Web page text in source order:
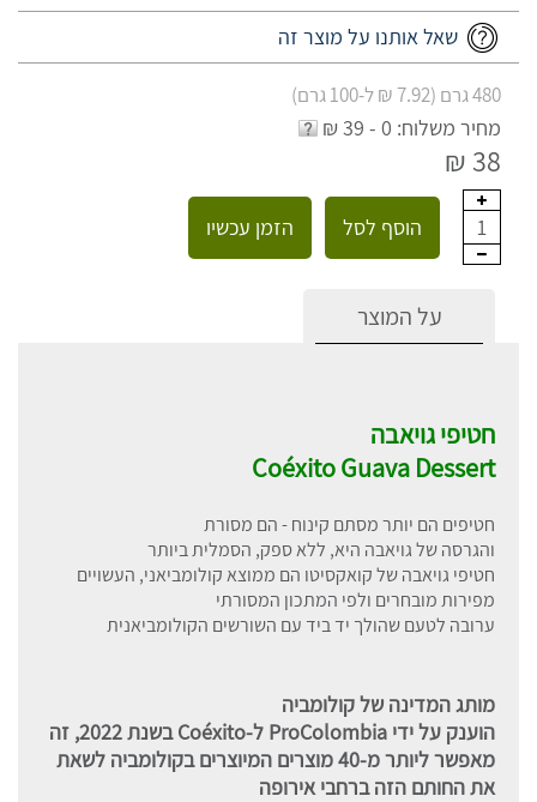
שאל אותנו על מוצר זה
480 גרם (7.92 ₪ ל-100 גרם)
מחיר משלוח: 0 - 39 ₪
38 ₪
1 הוסף לסל הזמן עכשיו
על המוצר
חטיפי גויאבה
Coéxito Guava Dessert
חטיפים הם יותר מסתם קינוח - הם מסורת
והגרסה של גויאבה היא, ללא ספק, הסמלית ביותר
חטיפי גויאבה של קואקסיטו הם ממוצא קולומביאני, העשויים
מפירות מובחרים ולפי המתכון המסורתי
ערובה לטעם שהולך יד ביד עם השורשים הקולומביאנית
מותג המדינה של קולומביה
הוענק על ידי ProColombia ל-Coéxito בשנת 2022, זה
מאפשר ליותר מ-40 מוצרים המיוצרים בקולומביה לשאת
את החותם הזה ברחבי אירופה